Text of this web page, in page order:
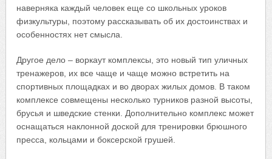
наверняка каждый человек еще со школьных уроков
физкультуры, поэтому рассказывать об их достоинствах и
особенностях нет смысла.
Другое дело – воркаут комплексы, это новый тип уличных
тренажеров, их все чаще и чаще можно встретить на
спортивных площадках и во дворах жилых домов. В таком
комплексе совмещены несколько турников разной высоты,
брусья и шведские стенки. Дополнительно комплекс может
оснащаться наклонной доской для тренировки брюшного
пресса, кольцами и боксерской грушей.